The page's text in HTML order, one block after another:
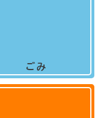
ごみ